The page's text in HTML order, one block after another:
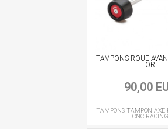
TAMPONS ROUE
OR
90,00
TAMPONS TAMPON AXE
CNC RACING